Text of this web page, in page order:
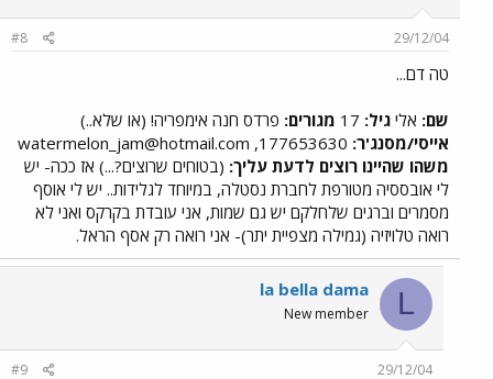
29/12/04
#8
טה דם...
שם: אלי גיל: מגורים: פרדס חנה אימפריה! (או שלא..)
אייסי/מסנג'ר:
watermelon_jam@hotmail.com
משהו שהיינו רוצים לדעת עליך: (בטוחים שרוצים?...) אז ככה- יש
לי אובססיה מטורפת לחברת נסטלה, במיוחד לגלידות.. יש לי אוסף
מסמרים וברגים שלחלקם יש גם שמות, אני עובדת בקרקס ואני לא
רואה טלויזיה (גמילה מצפיית יתר)- אני רואה רק אסף הראל.
L
la bella dama
New member
29/12/04
#9